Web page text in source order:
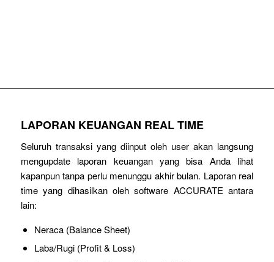
LAPORAN KEUANGAN REAL TIME
Seluruh transaksi yang diinput oleh user akan langsung
mengupdate laporan keuangan yang bisa Anda lihat
kapanpun tanpa perlu menunggu akhir bulan. Laporan real
time yang dihasilkan oleh software ACCURATE antara
lain:
Neraca (Balance Sheet)
Laba/Rugi (Profit & Loss)